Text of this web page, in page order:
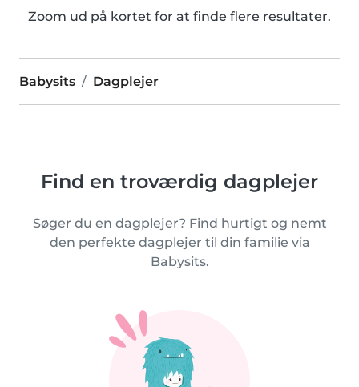
Zoom ud på kortet for at finde flere resultater.
Babysits Dagplejer
Find en troværdig dagplejer
Søger du en dagplejer? Find hurtigt og nemt
den perfekte dagplejer til din familie via
Babysits.